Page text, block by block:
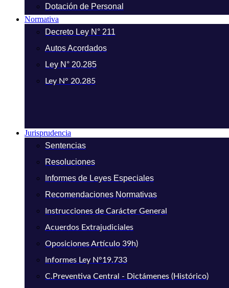
Dotación de Personal
Normativa
Decreto Ley N° 211
Autos Acordados
Ley N° 20.285
Ley N° 20.285
Jurisprudencia
Sentencias
Resoluciones
Informes de Leyes Especiales
Recomendaciones Normativas
Instrucciones de Carácter General
Acuerdos Extrajudiciales
Oposiciones Artículo 39h)
Informes Ley N°19.733
C.Preventiva Central - Dictámenes (Histórico)